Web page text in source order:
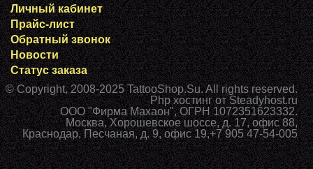
Личный кабинет
Прайс-лист
Обратный звонок
Новости
Статус заказа
© Copyright, 2008-2025TattooShop.Su. All rights reserved.
Php хостингот Steadyhost.ru
ООО "Фирма Махаон", ОГРН 1072351623332.
Москва,Хорошевское шоссе, д. 17, офис 88,
Краснодар,Песчаная, д. 9, офис 19,+7 905 47-54-005